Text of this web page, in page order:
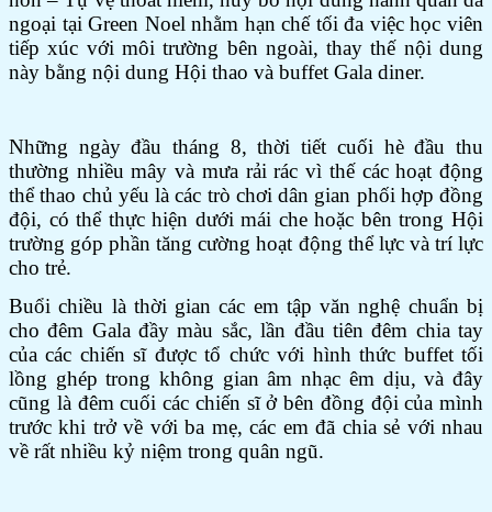
ngoại tại Green Noel nhằm hạn chế tối đa việc học viên
tiếp xúc với môi trường bên ngoài, thay thế nội dung
này bằng nội dung Hội thao và buffet Gala diner.
Những ngày đầu tháng 8, thời tiết cuối hè đầu thu
thường nhiều mây và mưa rải rác vì thế các hoạt động
thể thao chủ yếu là các trò chơi dân gian phối hợp đồng
đội, có thể thực hiện dưới mái che hoặc bên trong Hội
trường góp phần tăng cường hoạt động thể lực và trí lực
cho trẻ.
Buổi chiều là thời gian các em tập văn nghệ chuẩn bị
cho đêm Gala đầy màu sắc, lần đầu tiên đêm chia tay
của các chiến sĩ được tổ chức với hình thức buffet tối
lồng ghép trong không gian âm nhạc êm dịu, và đây
cũng là đêm cuối các chiến sĩ ở bên đồng đội của mình
trước khi trở về với ba mẹ, các em đã chia sẻ với nhau
về rất nhiều kỷ niệm trong quân ngũ.